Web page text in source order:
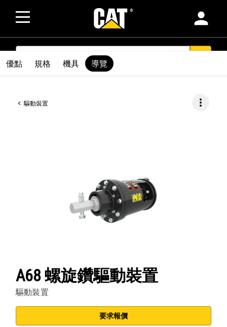
person
SEARCH
驅動裝置 more_vert
A68 螺旋鑽驅動裝置
驅動裝置
要求報價
優點 規格 機具 導覽